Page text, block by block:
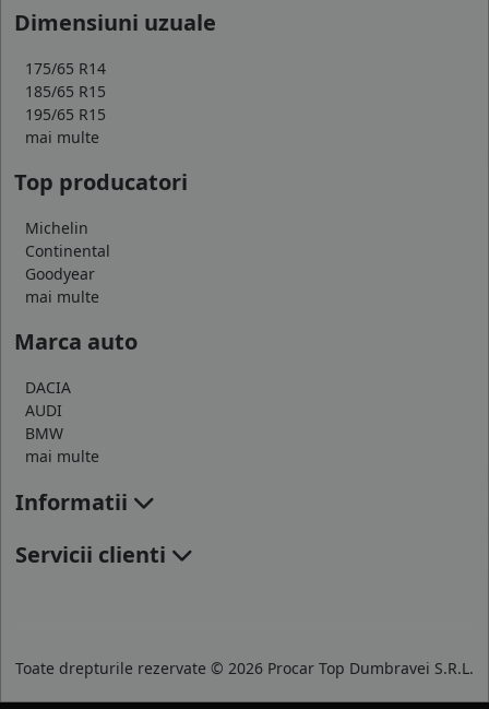
Dimensiuni uzuale
175/65 R14
185/65 R15
195/65 R15
mai multe
Top producatori
Michelin
Continental
Goodyear
mai multe
Marca auto
DACIA
AUDI
BMW
mai multe
Informatii
Servicii clienti
Toate drepturile rezervate © 2026 Procar Top Dumbravei S.R.L.